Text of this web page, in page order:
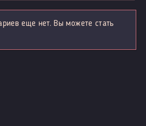
еще нет. Вы можете стать